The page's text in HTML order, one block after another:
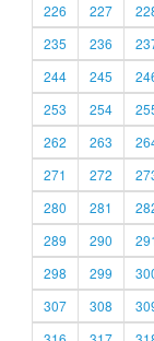
226
227
235
236
244
245
253
254
262
263
271
272
280
281
289
290
298
299
307
308